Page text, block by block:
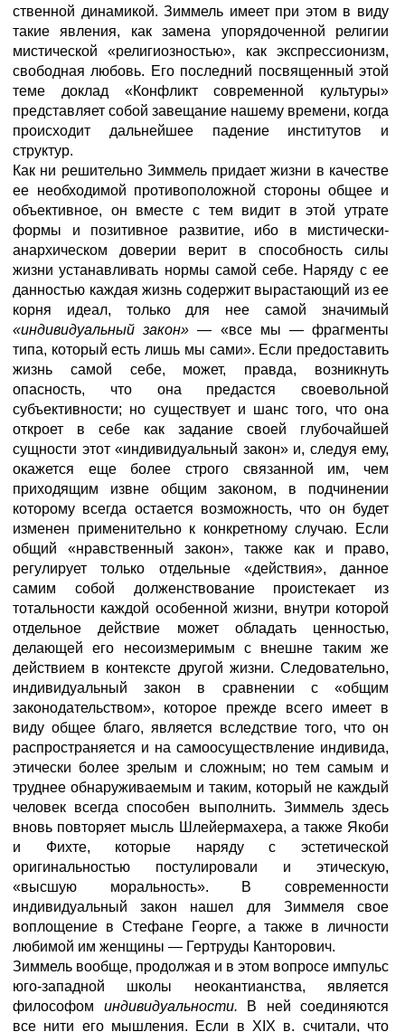
ственной динамикой. Зиммель имеет при этом в виду
такие явления, как замена упорядоченной религии
мистической «религиозностью», как экспрессионизм,
свободная любовь. Его последний посвященный этой
теме доклад «Конфликт современной культуры»
представляет собой завещание нашему времени, когда
происходит дальнейшее падение институтов и
структур.
Как ни решительно Зиммель придает жизни в качестве
ее необходимой противоположной стороны общее и
объективное, он вместе с тем видит в этой утрате
формы и позитивное развитие, ибо в мистически-
анархическом доверии верит в способность силы
жизни устанавливать нормы самой себе. Наряду с ее
данностью каждая жизнь содержит вырастающий из ее
корня идеал, только для нее самой значимый
«индивидуальный закон» — «все мы — фрагменты
типа, который есть лишь мы сами». Если предоставить
жизнь самой себе, может, правда, возникнуть
опасность, что она предастся своевольной
субъективности; но существует и шанс того, что она
откроет в себе как задание своей глубочайшей
сущности этот «индивидуальный закон» и, следуя ему,
окажется еще более строго связанной им, чем
приходящим извне общим законом, в подчинении
которому всегда остается возможность, что он будет
изменен применительно к конкретному случаю. Если
общий «нравственный закон», также как и право,
регулирует только отдельные «действия», данное
самим собой долженствование проистекает из
тотальности каждой особенной жизни, внутри которой
отдельное действие может обладать ценностью,
делающей его несоизмеримым с внешне таким же
действием в контексте другой жизни. Следовательно,
индивидуальный закон в сравнении с «общим
законодательством», которое прежде всего имеет в
виду общее благо, является вследствие того, что он
распространяется и на самоосуществление индивида,
этически более зрелым и сложным; но тем самым и
труднее обнаруживаемым и таким, который не каждый
человек всегда способен выполнить. Зиммель здесь
вновь повторяет мысль Шлейермахера, а также Якоби
и Фихте, которые наряду с эстетической
оригинальностью постулировали и этическую,
«высшую моральность». В современности
индивидуальный закон нашел для Зиммеля свое
воплощение в Стефане Георге, а также в личности
любимой им женщины — Гертруды Канторович.
Зиммель вообще, продолжая и в этом вопросе импульс
юго-западной школы неокантианства, является
философом индивидуальности.
В ней соединяются
все нити его мышления. Если в XIX в. считали, что